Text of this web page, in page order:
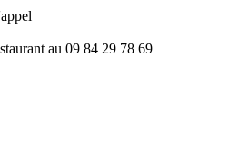
au 09 84 29 78 69